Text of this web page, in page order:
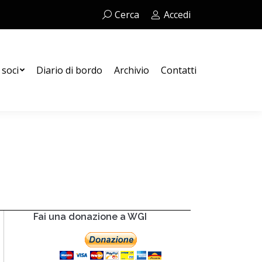
Cerca:Cerca Accedi
Diario di bordo Archivio Contatti
Fai una donazione a WGI
Contatti